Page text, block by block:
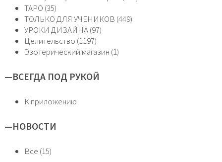
ТАРО (35)
ТОЛЬКО ДЛЯ УЧЕНИКОВ (449)
УРОКИ ДИЗАЙНА (97)
Целительство (1197)
Эзотерический магазин (1)
—ВСЕГДА ПОД РУКОЙ
К приложению
—НОВОСТИ
Все (15)